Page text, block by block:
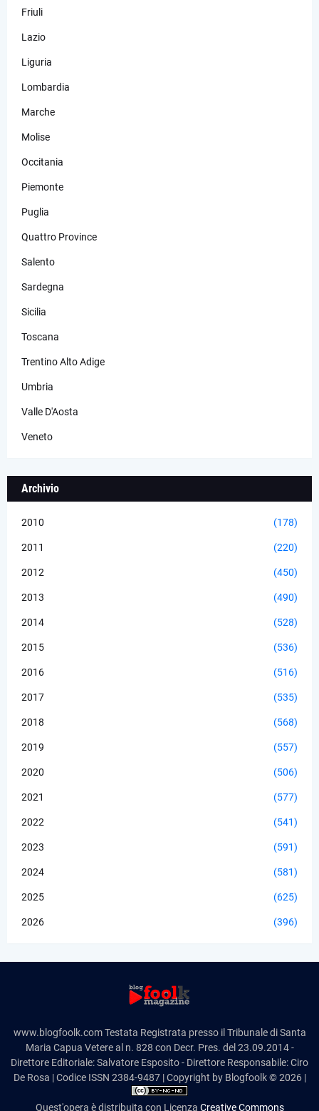
Friuli
Lazio
Liguria
Lombardia
Marche
Molise
Occitania
Piemonte
Puglia
Quattro Province
Salento
Sardegna
Sicilia
Toscana
Trentino Alto Adige
Umbria
Valle D'Aosta
Veneto
Archivio
2010 (178)
2011 (220)
2012 (450)
2013 (490)
2014 (528)
2015 (536)
2016 (516)
2017 (535)
2018 (568)
2019 (557)
2020 (506)
2021 (577)
2022 (541)
2023 (591)
2024 (581)
2025 (625)
2026 (396)
www.blogfoolk.com Testata Registrata presso il Tribunale di Santa
Maria Capua Vetere al n. 828 con Decr. Pres. del 23.09.2014 -
Direttore Editoriale: Salvatore Esposito - Direttore Responsabile: Ciro
De Rosa | Codice ISSN 2384-9487 | Copyright by Blogfoolk © 2026 |
Quest'opera è distribuita con Licenza Creative Commons